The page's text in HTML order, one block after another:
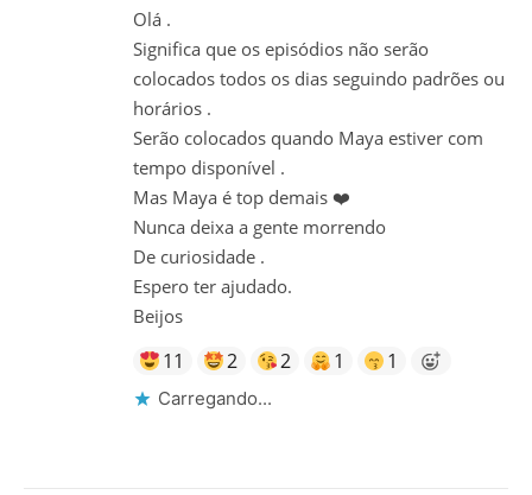
Olá .
Significa que os episódios não serão
colocados todos os dias seguindo padrões ou
horários .
Serão colocados quando Maya estiver com
tempo disponível .
Mas Maya é top demais ❤️
Nunca deixa a gente morrendo
De curiosidade .
Espero ter ajudado.
Beijos
11 2 2 1 1
Carregando...